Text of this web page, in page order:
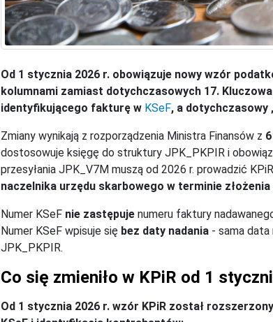
Od 1 stycznia 2026 r. obowiązuje nowy wzór
kolumnami zamiast dotychczasowych 17.
identyfikującego fakturę w KSeF, a dotychczasowy
Zmiany wynikają z rozporządzenia Ministra Finansów z
dostosowuje księgę do struktury JPK_PKPIR i
przesyłania JPK_V7M muszą od 2026 r. prowadzić
naczelnika urzędu skarbowego w terminie
Numer KSeF nie zastępuje numeru faktury
Numer KSeF wpisuje się bez daty nadania - sama
JPK_PKPIR.
Co się zmieniło w KPiR od 1
Od 1 stycznia 2026 r. wzór KPiR został